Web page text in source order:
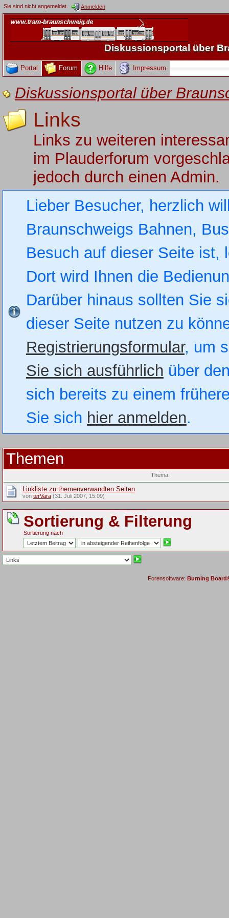
Sie sind nicht angemeldet. Anmelden
Diskussionsportal über
Portal Forum Hilfe Impressum
Diskussionsportal über
Links
Links zu weiteren
im Plauderforum
jedoch durch einen Admin.
Lieber Besucher, herzlich
Braunschweigs Bahnen,
Besuch auf dieser Seite
Dort wird Ihnen die
Darüber hinaus sollten Sie
dieser Seite nutzen zu
Registrierungsformular, um
Sie sich ausführlich über
sich bereits zu einem
Sie sich hier anmelden.
Themen
Thema
Linkliste zu themenverwandten Seiten
von terVara(31. Juli 2007, 15:09)
Sortierung & Filterung
Sortierung nach
Forensoftware: Burning